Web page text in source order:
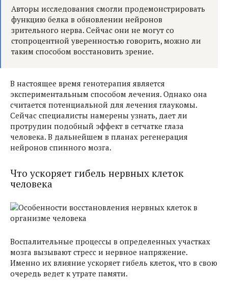
Авторы исследования смогли продемонстрировать
функцию белка в обновлении нейронов
зрительного нерва. Сейчас они не могут со
стопроцентной уверенностью говорить, можно ли
таким способом восстановить зрение.
В настоящее время генотерапия является
экспериментальным способом лечения. Однако она
считается потенциальной для лечения глаукомы.
Сейчас специалисты намерены узнать, дает ли
протрудин подобный эффект в сетчатке глаза
человека. В дальнейшем в планах регенерация
нейронов спинного мозга.
Что ускоряет гибель нервных клеток
человека
Воспалительные процессы в определенных участках
мозга вызывают стресс и нервное напряжение.
Именно их влияние ускоряет гибель клеток, что в свою
очередь ведет к утрате памяти.